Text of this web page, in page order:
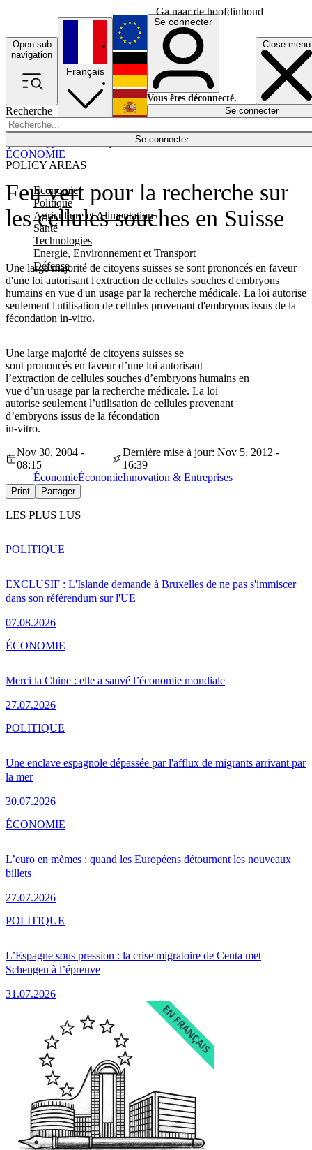
Ga naar de hoofdinhoud
Open sub
navigation
Close menu
Recherche
Se connecter
POLICY AREAS
Economie
Politique
Agriculture et Alimentation
Santé
Technologies
Energie, Environnement et Transport
Défense
Économie
Français
English
Deutsch
Español
Se connecter
Vous êtes déconnecté.
Se connecter
Feu vert pour la recherche sur
les cellules souches en Suisse
Une large majorité de citoyens suisses se sont prononcés en faveur
d'une loi autorisant l'extraction de cellules souches d'embryons
humains en vue d'un usage par la recherche médicale. La loi autorise
seulement l'utilisation de cellules provenant d'embryons issus de la
fécondation in-vitro.
ÉCONOMIE
Une large majorité de citoyens suisses se
sont prononcés en faveur d’une loi autorisant
l’extraction de cellules souches d’embryons humains en
vue d’un usage par la recherche médicale. La loi
autorise seulement l’utilisation de cellules provenant
d’embryons issus de la fécondation
in-vitro.
Nov 30, 2004 -
08:15
Dernière mise à jour: Nov 5, 2012 -
16:39
ÉconomieÉconomieInnovation & Entreprises
Print Partager
LES PLUS LUS
EXCLUSIF : L'Islande demande à Bruxelles de ne pas s'immiscer
dans son référendum sur l'UE
07.08.2026
POLITIQUE
Merci la Chine : elle a sauvé l’économie mondiale
27.07.2026
ÉCONOMIE
Une enclave espagnole dépassée par l'afflux de migrants arrivant par
la mer
30.07.2026
POLITIQUE
L’euro en mèmes : quand les Européens détournent les nouveaux
billets
27.07.2026
ÉCONOMIE
L’Espagne sous pression : la crise migratoire de Ceuta met
Schengen à l’épreuve
31.07.2026
POLITIQUE